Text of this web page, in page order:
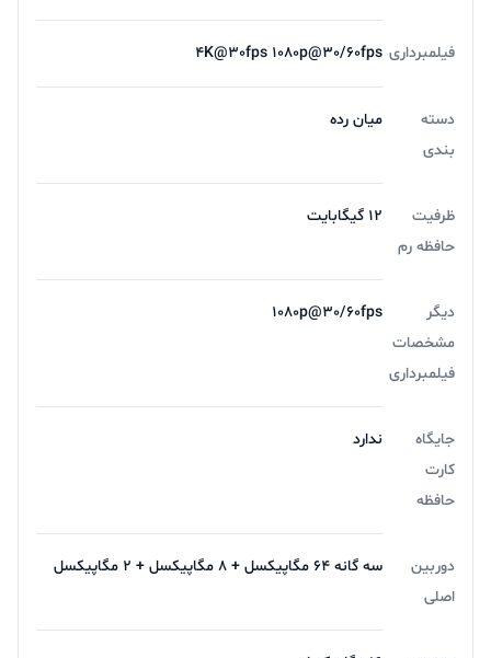
فیلمبرداری 4K@30fps 1080p@30/60fps
دسته
بندی
میان رده
ظرفیت
حافظه رم
12 گیگابایت
دیگر
مشخصات
فیلمبرداری
1080p@30/60fps
جایگاه
کارت
حافظه
ندارد
دوربین
اصلی
سه گانه 64 مگاپیکسل + 8 مگاپیکسل + 2 مگاپیکسل